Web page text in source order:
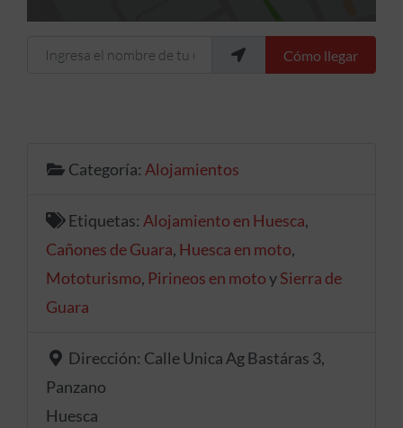
Ingresa el nombre de tu ubicación Cómo llegar
Categoría: Alojamientos
Etiquetas: Alojamiento en Huesca,
Cañones de Guara, Huesca en moto,
Mototurismo, Pirineos en motoySierra de
Guara
Dirección: Calle Unica Ag Bastáras 3,
Panzano
Huesca